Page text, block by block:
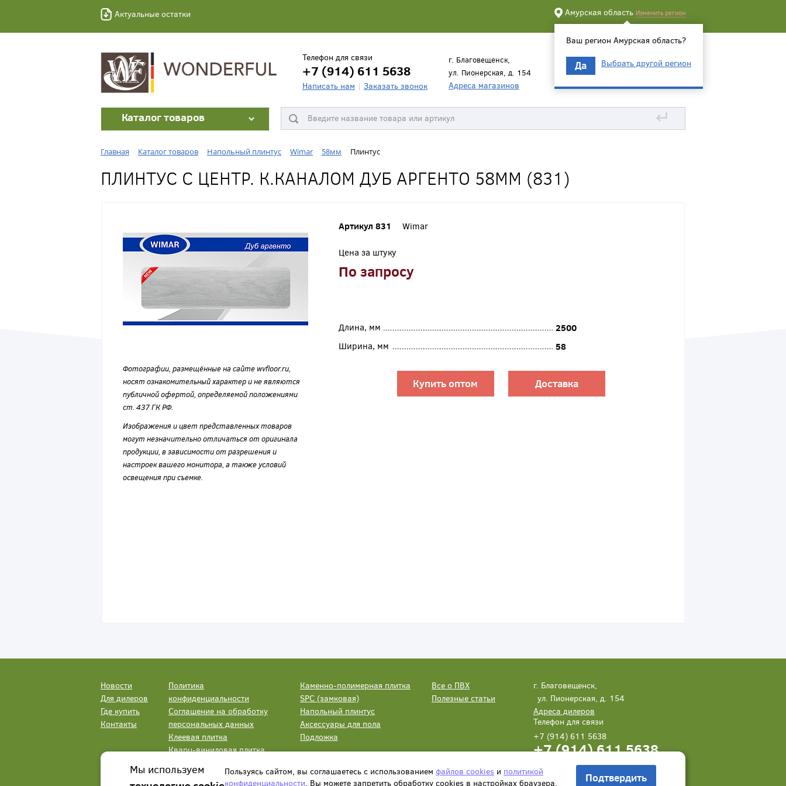
Актуальные остатки Амурская область Изменить регион
Ваш регион Амурская область?
Да Выбрать другой регион
Телефон для связи
+7 (914) 611 5638
Написать нам Заказать звонок
г. Благовещенск,
ул. Пионерская, д. 154
Адреса магазинов
Каталог товаров ↵
Главная Каталог товаров Напольный плинтус Wimar 58мм Плинтус
ПЛИНТУС С ЦЕНТР. К.КАНАЛОМ ДУБ АРГЕНТО 58ММ (831)
Фотографии, размещённые на сайте wvfloor.ru,
носят ознакомительный характер и не являются
публичной офертой, определяемой положениями
ст. 437 ГК РФ.
Изображения и цвет представленных товаров
могут незначительно отличаться от оригинала
продукции, в зависимости от разрешения и
настроек вашего монитора, а также условий
освещения при съемке.
Артикул 831 Wimar
Цена за штуку
По запросу
Длина, мм
2500
Ширина, мм
58
Купить оптом Доставка
Новости
Для дилеров
Где купить
Контакты
Политика
конфиденциальности
Соглашение на обработку
персональных данных
Клеевая плитка
Кварц-виниловая плитка
Каменно-полимерная плитка
SPC (замковая)
Напольный плинтус
Аксессуары для пола
Подложка
Все о ПВХ
Полезные статьи
г. Благовещенск,
ул. Пионерская, д. 154
Адреса дилеров
Телефон для связи
+7 (914) 611 5638
+7 (914) 611 5638
Написать нам Заказать звонок
Мы используем
Пользуясь сайтом, вы соглашаетесь с использованием файлов cookies и политикой
конфиденциальности. Вы можете запретить обработку сookies в настройках браузера. Подтвердить